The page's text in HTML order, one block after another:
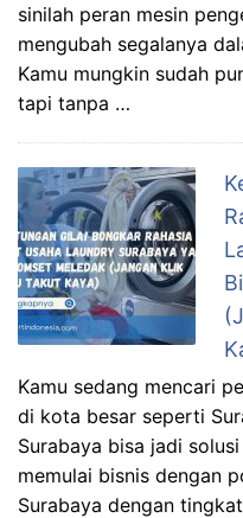
sinilah peran mesin
mengubah segalanya
Kamu mungkin sudah
tapi tanpa …
Kamu sedang mencari
di kota besar seperti
Surabaya bisa jadi
memulai bisnis dengan
Surabaya dengan